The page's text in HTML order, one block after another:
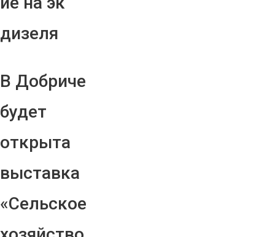
дизеля
В Добриче
будет
открыта
выставка
«Сельское